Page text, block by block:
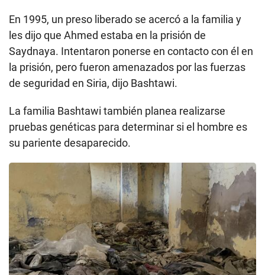
En 1995, un preso liberado se acercó a la familia y
les dijo que Ahmed estaba en la prisión de
Saydnaya. Intentaron ponerse en contacto con él en
la prisión, pero fueron amenazados por las fuerzas
de seguridad en Siria, dijo Bashtawi.
La familia Bashtawi también planea realizarse
pruebas genéticas para determinar si el hombre es
su pariente desaparecido.